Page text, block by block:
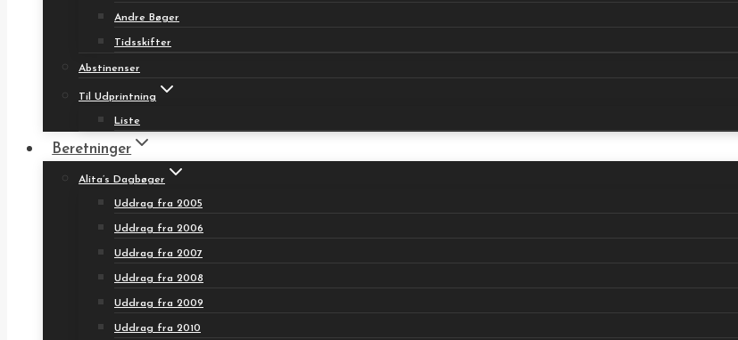
Andre Bøger
Tidsskifter
Abstinenser
Til Udprintning
Liste
Beretninger
Alita’s Dagbøger
Uddrag fra 2005
Uddrag fra 2006
Uddrag fra 2007
Uddrag fra 2008
Uddrag fra 2009
Uddrag fra 2010